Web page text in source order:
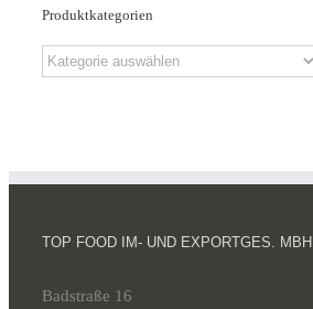
Produktkategorien
TOP FOOD IM- UND EXPORTGES. MBH
Badstraße 16